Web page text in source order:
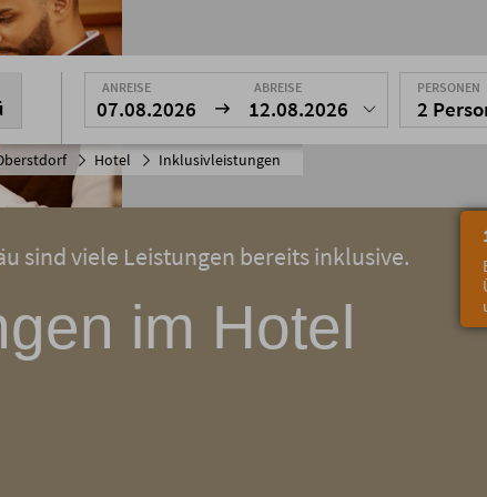
Hotel Inklusivleistungen
ANREISE
07.08.2026
ABREISE
12.08.2026
PERSONEN
2
sind viele Leistungen bereits inklusive.
im Hotel